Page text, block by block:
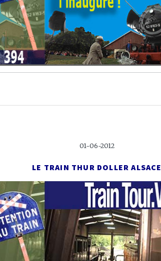
01-06-2012
LE TRAIN THUR DOLLER ALSACE